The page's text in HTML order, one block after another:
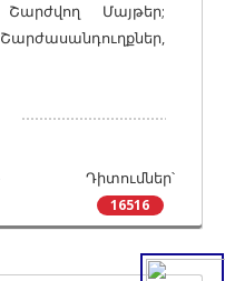
Շարժվող Մայթեր;
Շարժասանդուղքներ,
Դիտումներ՝
16516